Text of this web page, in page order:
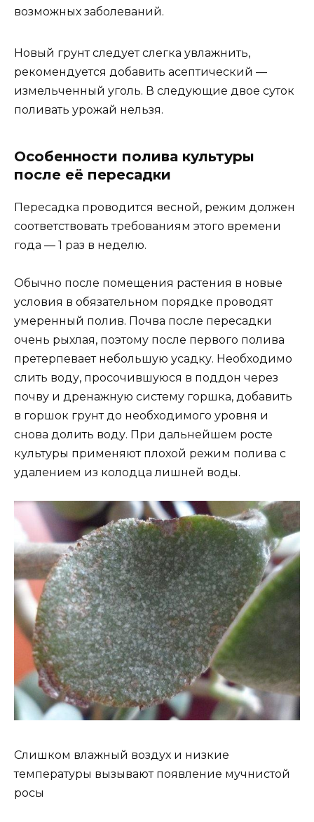
возможных заболеваний.
Новый грунт следует слегка увлажнить,
рекомендуется добавить асептический —
измельченный уголь. В следующие двое суток
поливать урожай нельзя.
Особенности полива культуры
после её пересадки
Пересадка проводится весной, режим должен
соответствовать требованиям этого времени
года — 1 раз в неделю.
Обычно после помещения растения в новые
условия в обязательном порядке проводят
умеренный полив. Почва после пересадки
очень рыхлая, поэтому после первого полива
претерпевает небольшую усадку. Необходимо
слить воду, просочившуюся в поддон через
почву и дренажную систему горшка, добавить
в горшок грунт до необходимого уровня и
снова долить воду. При дальнейшем росте
культуры применяют плохой режим полива с
удалением из колодца лишней воды.
Слишком влажный воздух и низкие
температуры вызывают появление мучнистой
росы